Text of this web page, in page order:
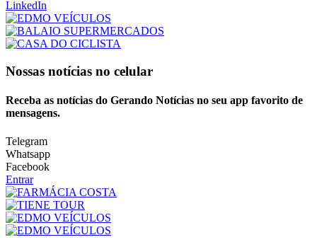
LinkedIn
Nossas notícias no celular
Receba as notícias do Gerando Notícias no seu app favorito de
mensagens.
Telegram
Whatsapp
Facebook
Entrar